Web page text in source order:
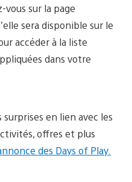
vous sur la page
sera disponible sur le
accéder à la liste
dans votre
surprises en lien avec les
offres et plus
des Days of Play.